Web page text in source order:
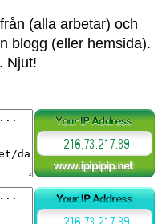
(alla arbetar) och
blogg (eller hemsida).
Njut!